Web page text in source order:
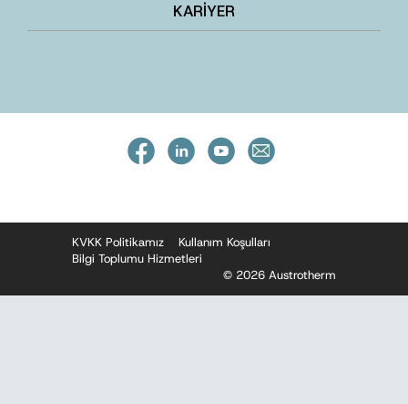
KARİYER
KVKK Politikamız
Kullanım Koşulları
Bilgi Toplumu Hizmetleri
© 2026 Austrotherm